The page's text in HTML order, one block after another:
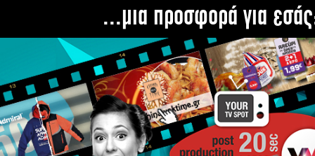
...μια προσφορά για